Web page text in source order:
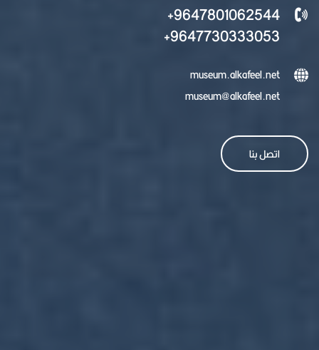
9647801062544+
9647730333053+
museum.alkafeel.net
museum@alkafeel.net
اتصل بنا